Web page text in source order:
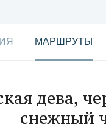
МАРШРУТЫ
дева,
снежный